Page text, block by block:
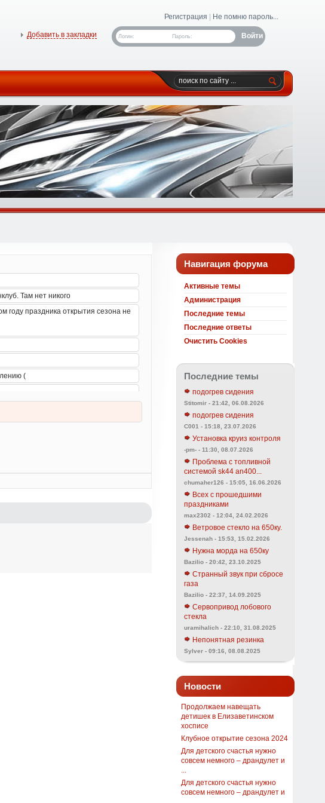
Регистрация Не помню пароль...
Логин: Пароль:
Добавить в закладки
Навигация форума
Активные темы
Администрация
Последние темы
Последние ответы
Очистить Cookies
Последние темы
подогрев сидения
Stitomir - 21:42, 06.08.2026
подогрев сидения
C001 - 15:18, 23.07.2026
Установка круиз контроля
-pm- - 11:30, 08.07.2026
Проблема с топливной
системой sk44 an400...
chumaher126 - 15:05, 16.06.2026
Всех с прошедшими
праздниками
max2302 - 12:04, 24.02.2026
Ветровое стекло на 650ку.
Jessenah - 15:53, 15.02.2026
Нужна морда на 650ку
Bazilio - 20:42, 23.10.2025
Странный звук при сбросе
газа
Bazilio - 22:37, 14.09.2025
Сервопривод лобового
стекла
uramihalich - 22:10, 31.08.2025
Непонятная резинка
Sylver - 09:16, 08.08.2025
Новости
Продолжаем навещать
детишек в Елизаветинском
хосписе
Клубное открытие сезона 2024
Для детского счастья нужно
совсем немного – драндулет и
Для детского счастья нужно
совсем немного – драндулет и